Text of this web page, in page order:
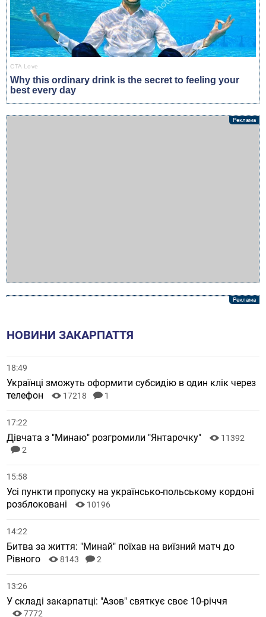
НОВИНИ ЗАКАРПАТТЯ
18:49
Українці зможуть оформити субсидію в один клік через
телефон
17218 1
17:22
Дівчата з "Минаю" розгромили "Янтарочку"
11392
2
15:58
Усі пункти пропуску на українсько-польському кордоні
розблоковані
10196
14:22
Битва за життя: "Минай" поїхав на виїзний матч до
Рівного
8143 2
13:26
У складі закарпатці: "Азов" святкує своє 10-річчя
7772